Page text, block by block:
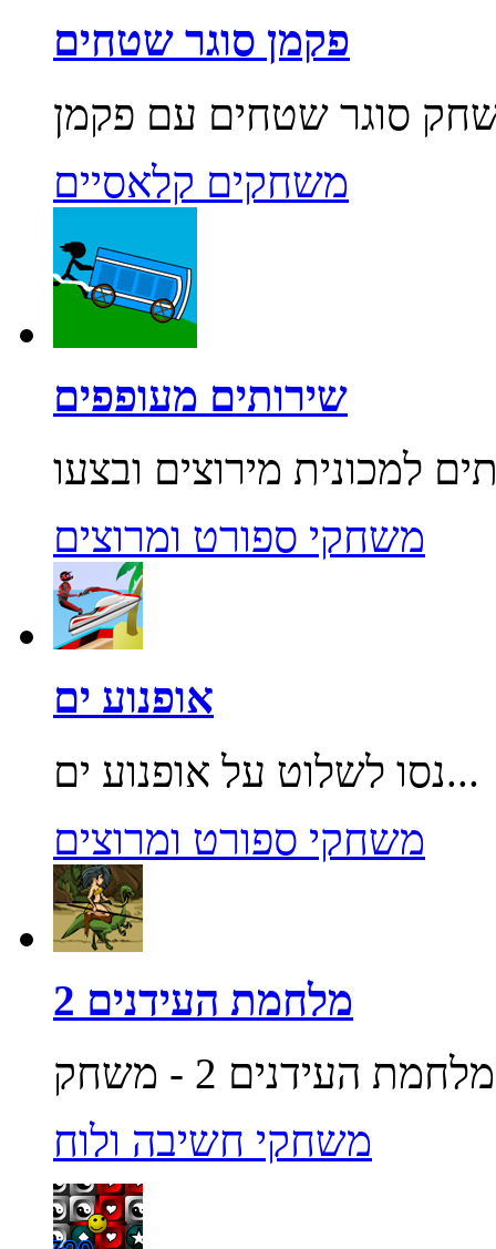
פקמן סוגר שטחים
משחקים קלאסיים
שירותים מעופפים
משחקי ספורט ומרוצים
אופנוע ים
נסו לשלוט על אופנוע ים...
משחקי ספורט ומרוצים
מלחמת העידנים 2
משחקי חשיבה ולוח